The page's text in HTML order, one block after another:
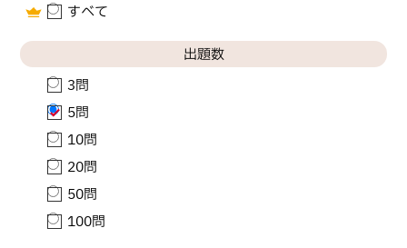
すべて
出題数
3問
5問
10問
20問
50問
100問